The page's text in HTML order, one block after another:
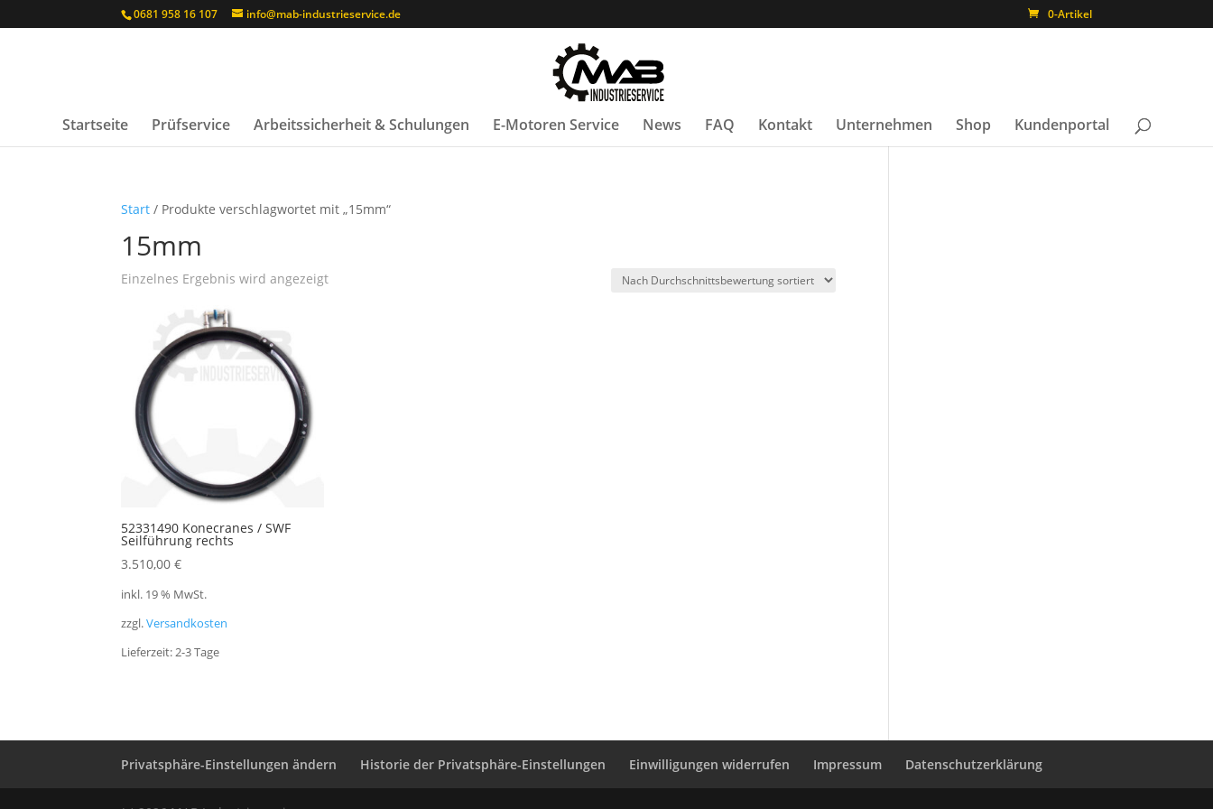
0681 958 16 107 info@mab-industrieservice.de 0-Artikel
Startseite Prüfservice Arbeitssicherheit & Schulungen E-Motoren Service News FAQ Kontakt Unternehmen Shop Kundenportal
Start / Produkte verschlagwortet mit „15mm“
15mm
Einzelnes Ergebnis wird angezeigt
52331490 Konecranes / SWF
Seilführung rechts
3.510,00€
inkl. 19 % MwSt.
zzgl.Versandkosten
Lieferzeit:2-3 Tage
Privatsphäre-Einstellungen ändern Historie der Privatsphäre-Einstellungen Einwilligungen widerrufen Impressum Datenschutzerklärung